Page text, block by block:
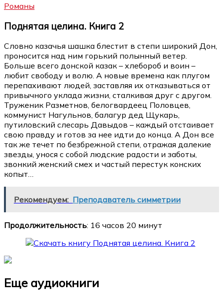
Романы
Поднятая целина. Книга 2
Cловно казачья шашка блестит в степи широкий Дон,
проносится над ним горький полынный ветер.
Больше всего донской казак – хлебороб и воин –
любит свободу и волю. А новые времена как плугом
перепахивают людей, заставляя их отказываться от
привычного уклада жизни, сталкивая друг с другом.
Труженик Разметнов, белогвардеец Половцев,
коммунист Нагульнов, балагур дед Щукарь,
путиловский слесарь Давыдов – каждый отстаивает
свою правду и готов за нее идти до конца. А Дон все
так же течет по безбрежной степи, отражая далекие
звезды, унося с собой людские радости и заботы,
звонкий женский смех и частый перестук конских
копыт…
Рекомендуем: Преподаватель симметрии
Продолжительность: 16 часов 20 минут
Еще аудиокниги